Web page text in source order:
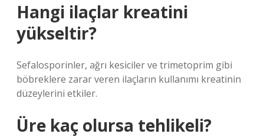
Hangi ilaçlar kreatini
yükseltir?
Sefalosporinler, ağrı kesiciler ve trimetoprim gibi
böbreklere zarar veren ilaçların kullanımı kreatinin
düzeylerini etkiler.
Üre kaç olursa tehlikeli?